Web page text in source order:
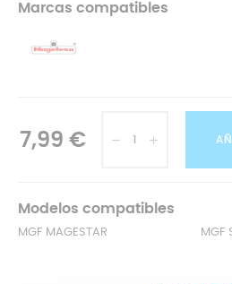
Marcas compatibles
7,99 €
Modelos compatibles
MGF MAGESTAR MGF